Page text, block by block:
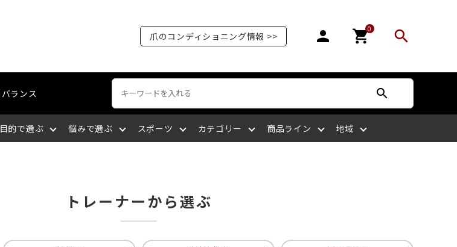
爪のコンディショニング情報 >> person 0
shopping_cart search
ランス search
目的で選ぶ
爪について知る
悩みで選ぶ
爪を大きくしたい
スポーツ
バドミントン
カテゴリー
爪の補強・補修
商品ライン 地域
トレーナーから選ぶ